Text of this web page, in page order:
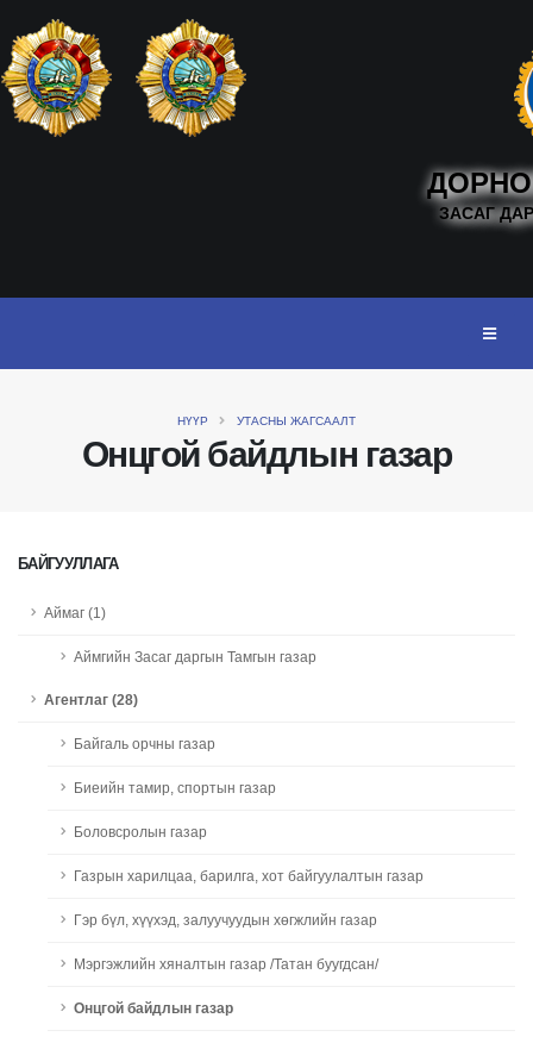
ЗАСАГ
Онцгой байдлын газар
НҮҮР УТАСНЫ ЖАГСААЛТ
БАЙГУУЛЛАГА
Аймаг (1)
Аймгийн Засаг даргын Тамгын газар
Агентлаг (28)
Байгаль орчны газар
Биеийн тамир, спортын газар
Боловсролын газар
Газрын харилцаа, барилга, хот байгуулалтын газар
Гэр бүл, хүүхэд, залуучуудын хөгжлийн газар
Мэргэжлийн хяналтын газар /Татан буугдсан/
Онцгой байдлын газар